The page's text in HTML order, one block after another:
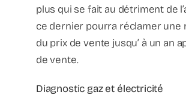
plus qui se fait au détriment de
ce dernier pourra réclamer une
du prix de vente jusqu’ à un an
de vente.
Diagnostic gaz et électricité